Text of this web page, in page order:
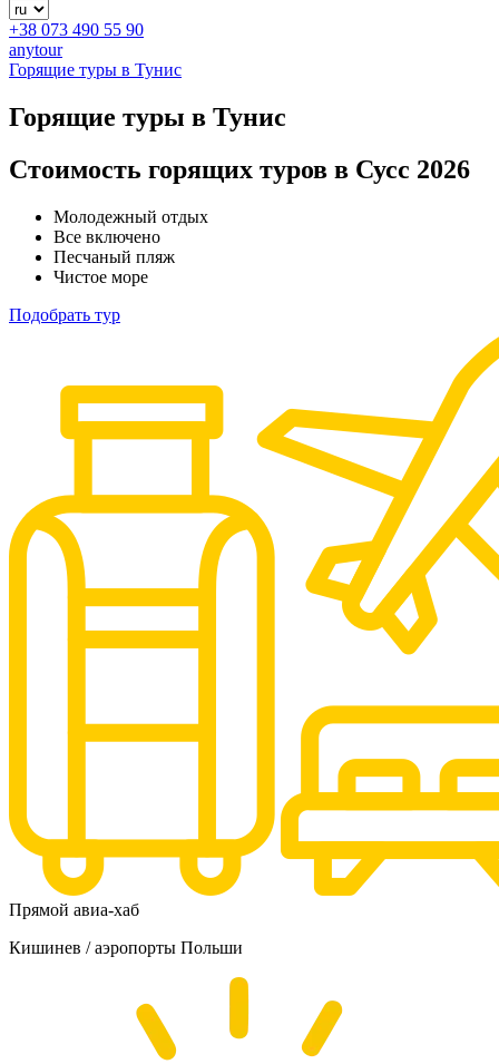
+38 073 490 55 90
anytour
Горящие туры в Тунис
Горящие туры в Тунис
Стоимость горящих туров в Сусс 2026
Молодежный отдых
Все включено
Песчаный пляж
Чистое море
Подобрать тур
Прямой авиа-хаб
Кишинев / аэропорты Польши